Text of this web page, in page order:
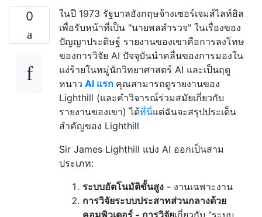
0
ในปี 1973 รัฐบาลอังกฤษจ้างเซอร์เจมส์ไลท์ฮิล
เพื่อรับหน้าที่เป็น "นายพลสำรวจ" ในเรื่องของ
ปัญญาประดิษฐ์ รายงานของเขาคือการลงโทษ
ของการวิจัย AI ปัจจุบันนำคลื่นของการมองใน
แง่ร้ายในหมู่นักวิทยาศาสตร์ AI และเป็นฤดู
หนาว AI แรก คุณสามารถดูรายงานของ
Lighthill (และคำวิจารณ์ร่วมสมัยเกี่ยวกับ
รายงานของเขา) ได้ที่นี่แต่ฉันจะสรุปประเด็น
สำคัญของ Lighthill
Sir James Lighthill แบ่ง AI ออกเป็นสาม
ประเภท:
ระบบอัตโนมัติขั้นสูง - งานเฉพาะงาน
การวิจัยระบบประสาทส่วนกลางด้วย
คอมพิวเตอร์ - การวิจัยเกี่ยวกับ "ระบบ